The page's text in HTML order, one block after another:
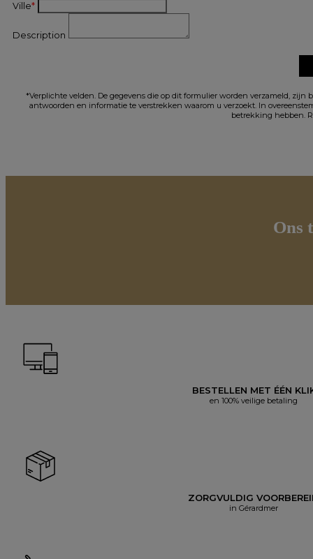
Ville*
Description
*Verplichte velden. De gegevens die op dit formulier worden verzameld,
antwoorden en informatie te verstrekken waarom u verzoekt. In
betrekking hebben.
Ons
BESTELLEN MET ÉÉN
en 100% veilige betaling
ZORGVULDIG
in Gérardmer